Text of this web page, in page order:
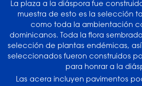
La plaza a la diáspora fue
muestra de esto es la selección
como toda la ambientación
dominicanos. Toda la flora
selección de plantas endémicas,
seleccionados fueron construidos
para honrar a la
Las acera incluyen pavimentos